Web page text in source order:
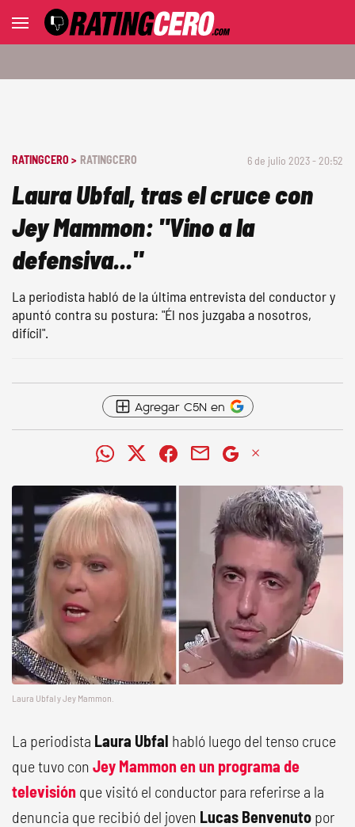
RATINGCERO > RATINGCERO 6 de julio 2023 - 20:52
Laura Ubfal, tras el cruce con
Jey Mammon: "Vino a la
defensiva..."
La periodista habló de la última entrevista del conductor y
apuntó contra su postura: "Él nos juzgaba a nosotros,
difícil".
Agregar C5N en
Laura Ubfal y Jey Mammon.
La periodista Laura Ubfal habló luego del tenso cruce
que tuvo con Jey Mammon en un programa de
televisión que visitó el conductor para referirse a la
denuncia que recibió del joven Lucas Benvenuto por